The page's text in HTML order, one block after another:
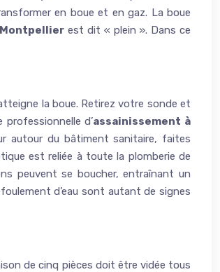
en boue et en gaz. La boue
est dit « plein ». Dans ce
la boue. Retirez votre sonde et
professionnelle d’assainissement à
autour du bâtiment sanitaire, faites
est reliée à toute la plomberie de
peuvent se boucher, entraînant un
d’eau sont autant de signes
de cinq pièces doit être vidée tous